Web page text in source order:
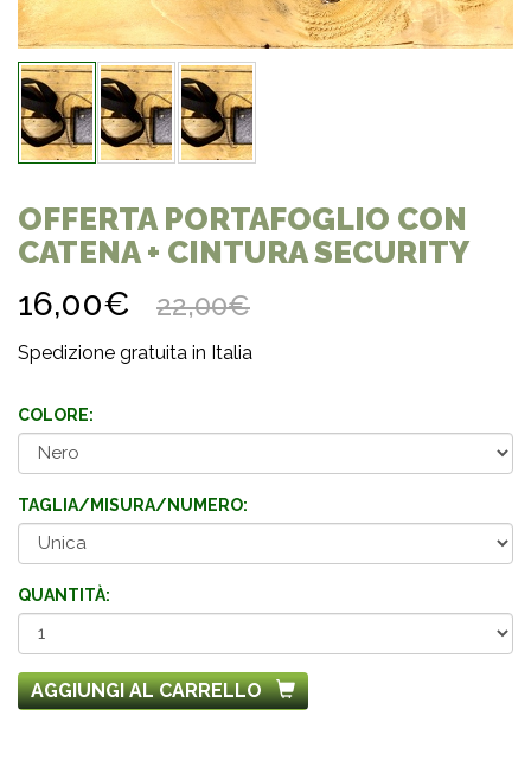
OFFERTA PORTAFOGLIO CON
CATENA + CINTURA SECURITY
16,00€ 22,00€
Spedizione gratuita in Italia
COLORE:
TAGLIA/MISURA/NUMERO:
QUANTITÀ:
AGGIUNGI AL CARRELLO